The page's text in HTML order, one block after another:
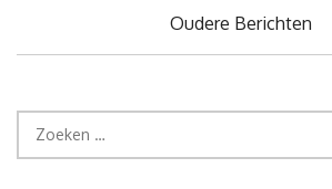
Oudere Berichten
naar: